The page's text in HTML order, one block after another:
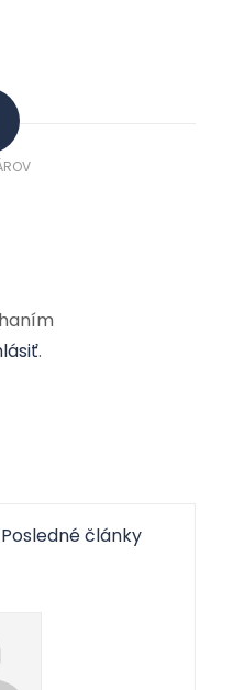
.
Posledné články